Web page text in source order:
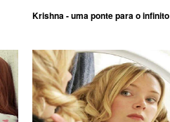
Krishna - uma ponte para o infinito